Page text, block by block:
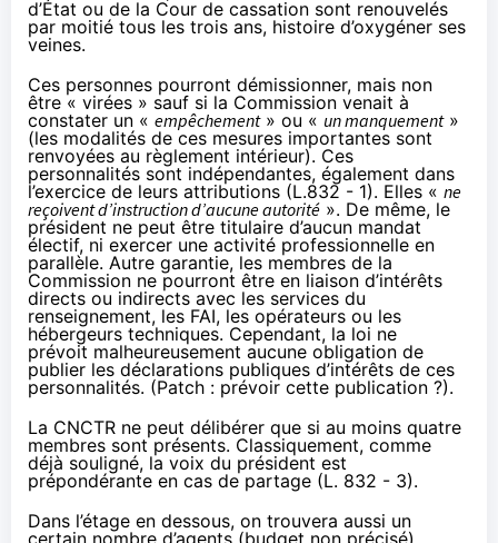
d’État ou de la Cour de cassation sont renouvelés
par moitié tous les trois ans, histoire d’oxygéner ses
veines.
Ces personnes pourront démissionner, mais non
être « virées » sauf si la Commission venait à
constater un « empêchement» ou « un manquement»
(les modalités de ces mesures importantes sont
renvoyées au règlement intérieur). Ces
personnalités sont indépendantes, également dans
l’exercice de leurs attributions (L.832 - 1). Elles « ne
reçoivent d’instruction d’aucune autorité ». De même, le
président ne peut être titulaire d’aucun mandat
électif, ni exercer une activité professionnelle en
parallèle. Autre garantie, les membres de la
Commission ne pourront être en liaison d’intérêts
directs ou indirects avec les services du
renseignement, les FAI, les opérateurs ou les
hébergeurs techniques. Cependant, la loi ne
prévoit malheureusement aucune obligation de
publier les déclarations publiques d’intérêts de ces
personnalités. (Patch : prévoir cette publication ?).
La CNCTR ne peut délibérer que si au moins quatre
membres sont présents. Classiquement, comme
déjà souligné, la voix du président est
prépondérante en cas de partage (L. 832 - 3).
Dans l’étage en dessous, on trouvera aussi un
certain nombre d’agents (budget non précisé)